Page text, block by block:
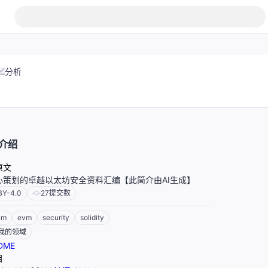
分析
绍
文
划的卓越以太坊安全资料汇编【此简介由AI生成】
4.0 27提交数
evm security
solidity
的领域